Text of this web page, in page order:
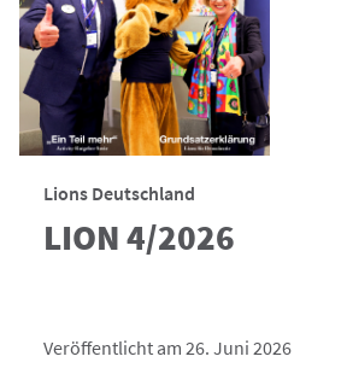
Lions Deutschland
LION 4/2026
Veröffentlicht am 26. Juni 2026